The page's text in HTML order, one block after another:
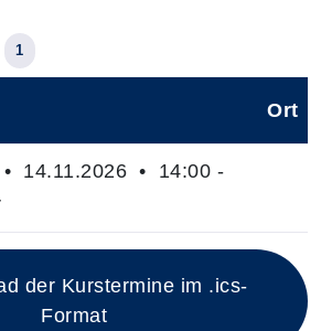
1
1 Termine zum diesen Kurs
Ort
14.11.2026 • 14:00 -
der Kurstermine im .ics-
Format